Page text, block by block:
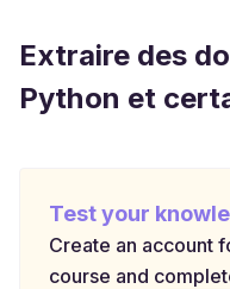
Extraire des
Python et
Test your
Create an account
course and